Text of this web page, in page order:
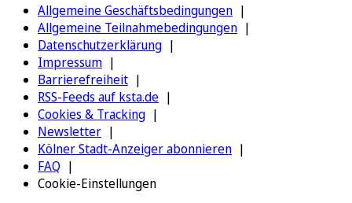
Allgemeine Geschäftsbedingungen
Allgemeine Teilnahmebedingungen
Datenschutzerklärung
Impressum
Barrierefreiheit
RSS-Feeds auf ksta.de
Cookies & Tracking
Newsletter
Kölner Stadt-Anzeiger abonnieren
FAQ
Cookie-Einstellungen